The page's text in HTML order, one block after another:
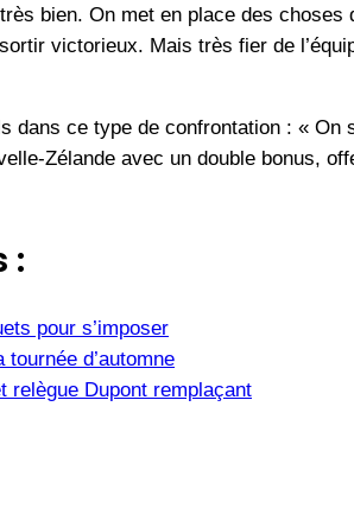
bien. On met en place des
victorieux. Mais très fier de
dans ce type de confrontation : «
Zélande avec un double bonus,
:
pour s’imposer
d’automne
relègue Dupont remplaçant